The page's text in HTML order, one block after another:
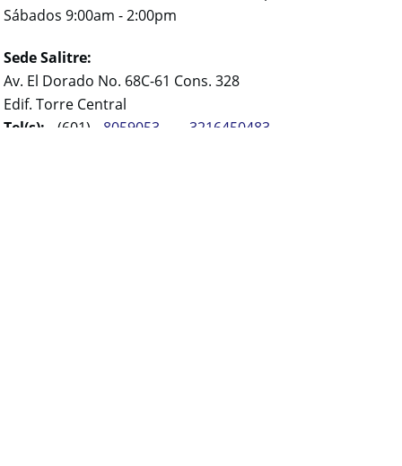
Sábados 9:00am - 2:00pm
Sede Salitre:
Av. El Dorado No. 68C-61 Cons. 328
Edif. Torre Central
Tel(s): (601) 8059053 3216450483